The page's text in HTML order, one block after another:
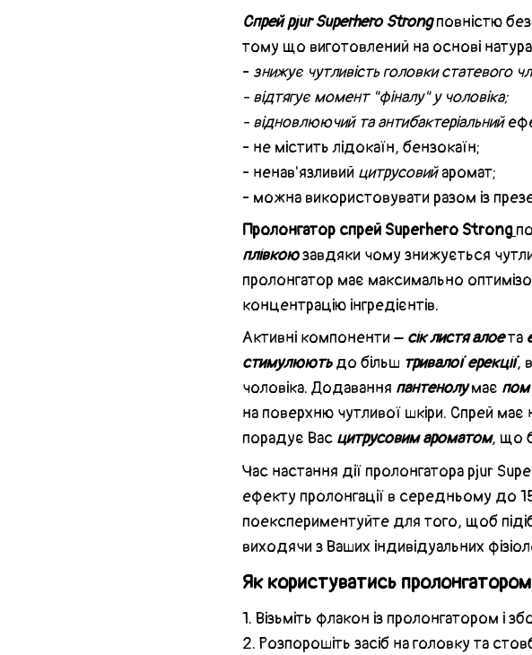
Спрей pjur Superhero Strongповністю
тому що виготовлений на основі
- знижує чутливість головки статевого
- відтягує момент "фіналу" у чоловіка;
- відновлюючий та антибактеріальний
- не містить лідокаїн, бензокаїн;
- ненав'язливий цитрусовийаромат;
- можна використовувати разом із
Пролонгатор спрей Superhero Strong
плівкоюзавдяки чому знижується
пролонгатор має максимально
концентрацію інгредієнтів.
Активні компоненти – сік листя алоета
стимулюютьдо більш тривалої ерекції,
чоловіка. Додавання пантенолумає
на поверхню чутливої ​​шкіри. Спрей
порадує Вас цитрусовим ароматом, що
Час настання дії пролонгатора pjur
ефекту пролонгації в середньому до
поекспериментуйте для того, щоб
виходячи з Ваших індивідуальних
Як користуватись
1. Візьміть флакон із пролонгатором і
2. Розпорошіть засіб на головку та